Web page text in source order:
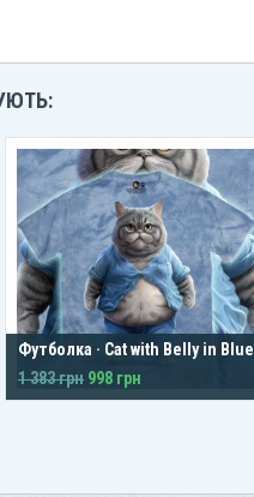
Футболка · Cat with Belly in Blue
1 383 грн 998 грн